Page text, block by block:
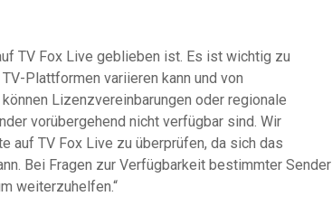
TV Fox Live geblieben ist. Es ist wichtig zu
Plattformen variieren kann und von
Lizenzvereinbarungen oder regionale
vorübergehend nicht verfügbar sind. Wir
auf TV Fox Live zu überprüfen, da sich das
Bei Fragen zur Verfügbarkeit bestimmter Sender
weiterzuhelfen.“